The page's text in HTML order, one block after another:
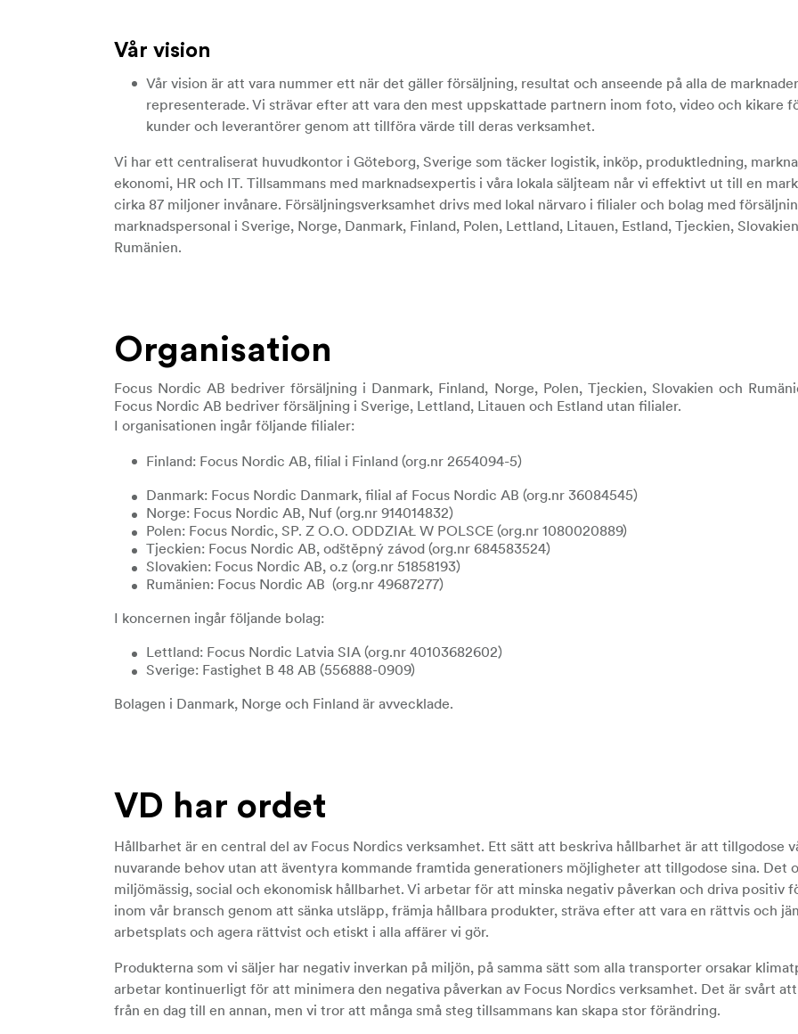
Vår vision
Vår vision är att vara nummer ett när det gäller försäljning, resultat och anseende på alla de
representerade. Vi strävar efter att vara den mest uppskattade partnern inom foto, video och kikare
kunder och leverantörer genom att tillföra värde till deras verksamhet.
Vi har ett centraliserat huvudkontor i Göteborg, Sverige som täcker logistik, inköp, produktledning,
ekonomi, HR och IT. Tillsammans med marknadsexpertis i våra lokala säljteam når vi effektivt ut till en
cirka 87 miljoner invånare. Försäljningsverksamhet drivs med lokal närvaro i filialer och bolag med
marknadspersonal i Sverige, Norge, Danmark, Finland, Polen, Lettland, Litauen, Estland, Tjeckien,
Rumänien.
Organisation
Focus Nordic AB bedriver försäljning i Danmark, Finland, Norge, Polen, Tjeckien, Slovakien och
Focus Nordic AB bedriver försäljning i Sverige, Lettland, Litauen och Estland utan filialer.
I organisationen ingår följande filialer:
Finland: Focus Nordic AB, filial i Finland (org.nr 2654094-5)
Danmark: Focus Nordic Danmark, filial af Focus Nordic AB (org.nr 36084545)
Norge: Focus Nordic AB, Nuf (org.nr 914014832)
Polen: Focus Nordic, SP. Z O.O. ODDZIAŁ W POLSCE (org.nr 1080020889)
Tjeckien: Focus Nordic AB, odštěpný závod (org.nr 684583524)
Slovakien: Focus Nordic AB, o.z (org.nr 51858193)
Rumänien: Focus Nordic AB (org.nr 49687277)
I koncernen ingår följande bolag:
Lettland: Focus Nordic Latvia SIA (org.nr 40103682602)
Sverige: Fastighet B 48 AB (556888-0909)
Bolagen i Danmark, Norge och Finland är avvecklade.
VD har ordet
Hållbarhet är en central del av Focus Nordics verksamhet. Ett sätt att beskriva hållbarhet är att tillgodose
nuvarande behov utan att äventyra kommande framtida generationers möjligheter att tillgodose sina. Det
miljömässig, social och ekonomisk hållbarhet. Vi arbetar för att minska negativ påverkan och driva positiv
inom vår bransch genom att sänka utsläpp, främja hållbara produkter, sträva efter att vara en rättvis och
arbetsplats och agera rättvist och etiskt i alla affärer vi gör.
Produkterna som vi säljer har negativ inverkan på miljön, på samma sätt som alla transporter orsakar
arbetar kontinuerligt för att minimera den negativa påverkan av Focus Nordics verksamhet. Det är svårt
från en dag till en annan, men vi tror att många små steg tillsammans kan skapa stor förändring.